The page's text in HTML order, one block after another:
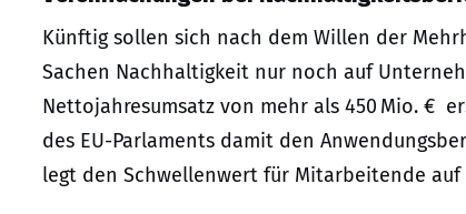
Künftig sollen sich nach dem Willen der
Sachen Nachhaltigkeit nur noch auf
Nettojahresumsatz von mehr als 450 Mio. €
des EU-Parlaments damit den
legt den Schwellenwert für Mitarbeitende